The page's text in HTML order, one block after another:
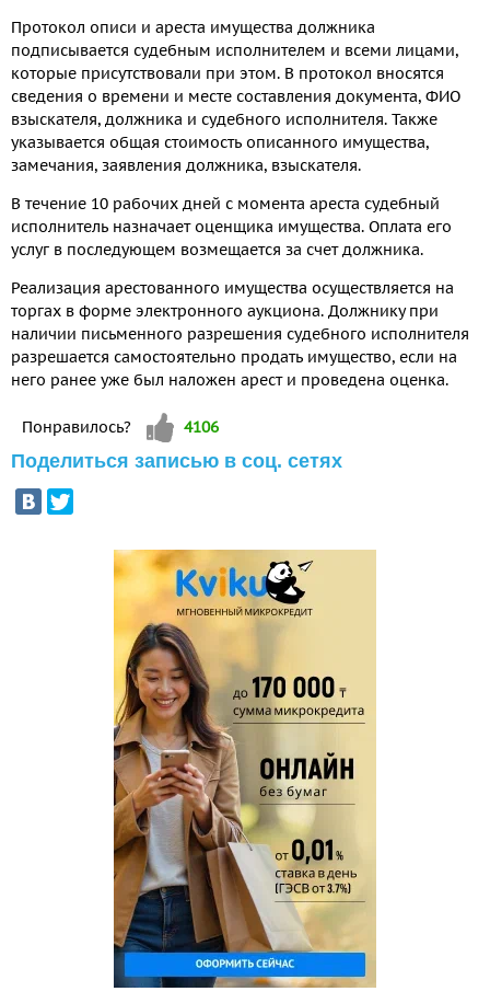
Протокол описи и ареста имущества должника
подписывается судебным исполнителем и всеми лицами,
которые присутствовали при этом. В протокол вносятся
сведения о времени и месте составления документа, ФИО
взыскателя, должника и судебного исполнителя. Также
указывается общая стоимость описанного имущества,
замечания, заявления должника, взыскателя.
В течение 10 рабочих дней с момента ареста судебный
исполнитель назначает оценщика имущества. Оплата его
услуг в последующем возмещается за счет должника.
Реализация арестованного имущества осуществляется на
торгах в форме электронного аукциона. Должнику при
наличии письменного разрешения судебного исполнителя
разрешается самостоятельно продать имущество, если на
него ранее уже был наложен арест и проведена оценка.
Понравилось? Vote up!
4106
Поделиться записью в соц. сетях